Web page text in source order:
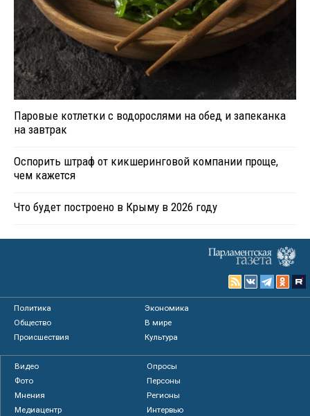
Паровые котлетки с водорослями на обед и запеканка
на завтрак
Оспорить штраф от кикшеринговой компании проще,
чем кажется
Что будет построено в Крыму в 2026 году
Политика
Экономика
Общество
В мире
Происшествия
Культура
Видео
Опросы
Фото
Персоны
Мнения
Регионы
Медиацентр
Интервью